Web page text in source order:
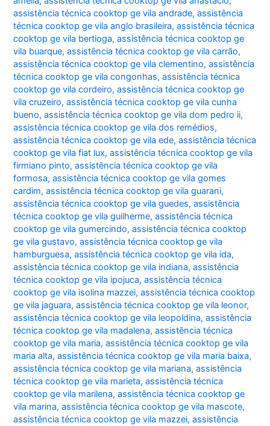
assistência técnica cooktop ge vila andrade,assistência
técnica cooktop ge vila anglo brasileira,assistência técnica
cooktop ge vila bertioga,assistência técnica cooktop ge
vila buarque,assistência técnica cooktop ge vila carrão,
assistência técnica cooktop ge vila clementino,assistência
técnica cooktop ge vila congonhas,assistência técnica
cooktop ge vila cordeiro,assistência técnica cooktop ge
vila cruzeiro,assistência técnica cooktop ge vila cunha
bueno,assistência técnica cooktop ge vila dom pedro ii,
assistência técnica cooktop ge vila dos remédios,
assistência técnica cooktop ge vila ede,assistência técnica
cooktop ge vila fiat lux,assistência técnica cooktop ge vila
firmiano pinto,assistência técnica cooktop ge vila
formosa,assistência técnica cooktop ge vila gomes
cardim,assistência técnica cooktop ge vila guarani,
assistência técnica cooktop ge vila guedes,assistência
técnica cooktop ge vila guilherme,assistência técnica
cooktop ge vila gumercindo,assistência técnica cooktop
ge vila gustavo,assistência técnica cooktop ge vila
hamburguesa,assistência técnica cooktop ge vila ida,
assistência técnica cooktop ge vila indiana,assistência
técnica cooktop ge vila ipojuca,assistência técnica
cooktop ge vila isolina mazzei,assistência técnica cooktop
ge vila jaguara,assistência técnica cooktop ge vila leonor,
assistência técnica cooktop ge vila leopoldina,assistência
técnica cooktop ge vila madalena,assistência técnica
cooktop ge vila maria,assistência técnica cooktop ge vila
maria alta,assistência técnica cooktop ge vila maria baixa,
assistência técnica cooktop ge vila mariana,assistência
técnica cooktop ge vila marieta,assistência técnica
cooktop ge vila marilena,assistência técnica cooktop ge
vila marina,assistência técnica cooktop ge vila mascote,
assistência técnica cooktop ge vila mazzei,assistência